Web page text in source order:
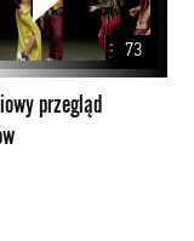
73
przegląd